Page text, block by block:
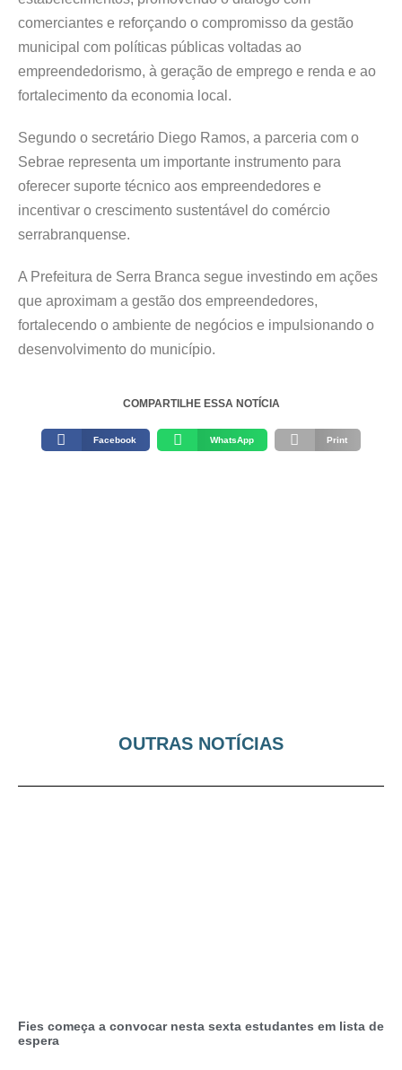
comerciantes e reforçando o compromisso da gestão
municipal com políticas públicas voltadas ao
empreendedorismo, à geração de emprego e renda e ao
fortalecimento da economia local.
Segundo o secretário Diego Ramos, a parceria com o
Sebrae representa um importante instrumento para
oferecer suporte técnico aos empreendedores e
incentivar o crescimento sustentável do comércio
serrabranquense.
A Prefeitura de Serra Branca segue investindo em ações
que aproximam a gestão dos empreendedores,
fortalecendo o ambiente de negócios e impulsionando o
desenvolvimento do município.
COMPARTILHE ESSA NOTÍCIA
Facebook WhatsApp Print
OUTRAS NOTÍCIAS
Fies começa a convocar nesta sexta estudantes em lista de
espera